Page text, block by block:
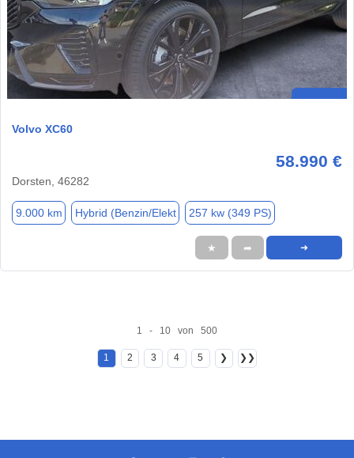
Volvo XC60
58.990 €
Dorsten, 46282
9.000 km Hybrid (Benzin/Elekt 257 kw (349 PS)
★ ➦ ➜
1 - 10 von 500
1 2 3 4 5 ❯ ❯❯